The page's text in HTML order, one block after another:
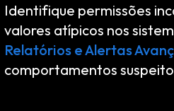
Identifique permissões
valores atípicos nos
Relatórios e Alertas
comportamentos